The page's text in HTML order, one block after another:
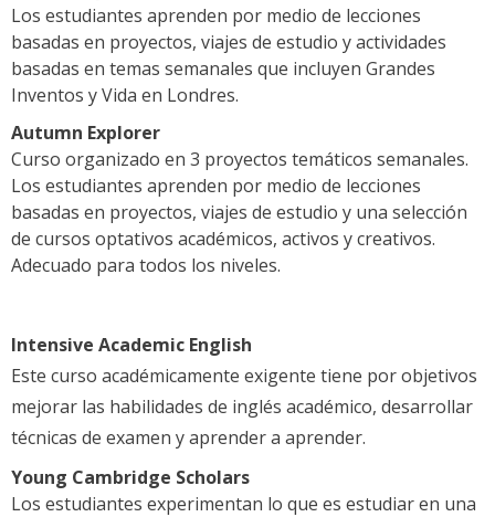
Los estudiantes aprenden por medio de lecciones
basadas en proyectos, viajes de estudio y actividades
basadas en temas semanales que incluyen Grandes
Inventos y Vida en Londres.
Autumn Explorer
Curso organizado en 3 proyectos temáticos semanales.
Los estudiantes aprenden por medio de lecciones
basadas en proyectos, viajes de estudio y una selección
de cursos optativos académicos, activos y creativos.
Adecuado para todos los niveles.
Intensive Academic English
Este curso académicamente exigente tiene por objetivos
mejorar las habilidades de inglés académico, desarrollar
técnicas de examen y aprender a aprender.
Young Cambridge Scholars
Los estudiantes experimentan lo que es estudiar en una